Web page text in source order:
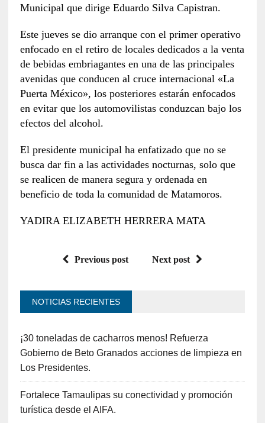
Municipal que dirige Eduardo Silva Capistran.
Este jueves se dio arranque con el primer operativo
enfocado en el retiro de locales dedicados a la venta
de bebidas embriagantes en una de las principales
avenidas que conducen al cruce internacional «La
Puerta México», los posteriores estarán enfocados
en evitar que los automovilistas conduzcan bajo los
efectos del alcohol.
El presidente municipal ha enfatizado que no se
busca dar fin a las actividades nocturnas, solo que
se realicen de manera segura y ordenada en
beneficio de toda la comunidad de Matamoros.
YADIRA ELIZABETH HERRERA MATA
Previous post Next post
NOTICIAS RECIENTES
¡30 toneladas de cacharros menos! Refuerza
Gobierno de Beto Granados acciones de limpieza en
Los Presidentes.
Fortalece Tamaulipas su conectividad y promoción
turística desde el AIFA.